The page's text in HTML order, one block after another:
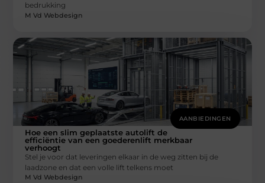
bedrukking
M Vd Webdesign
AANBIEDINGEN
Hoe een slim geplaatste autolift de
efficiëntie van een goederenlift merkbaar
verhoogt
Stel je voor dat leveringen elkaar in de weg zitten bij de
laadzone en dat een volle lift telkens moet
M Vd Webdesign